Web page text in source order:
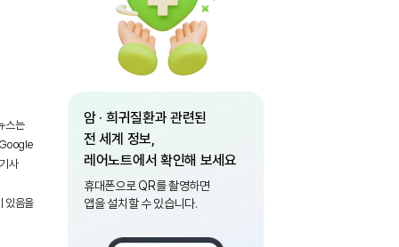
스는
사
있음을
암 · 희귀질환과 관련된
전 세계 정보,
레어노트에서 확인해 보세요
휴대폰으로 QR를 촬영하면
앱을 설치할 수 있습니다.